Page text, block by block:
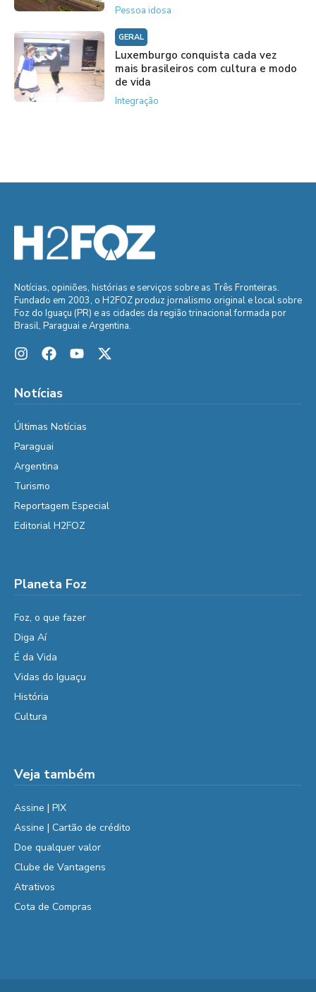
Pessoa idosa
GERAL
Luxemburgo conquista cada vez
mais brasileiros com cultura e modo
de vida
Integração
Notícias, opiniões, histórias e serviços sobre as Três Fronteiras.
Fundado em 2003, o H2FOZ produz jornalismo original e local sobre
Foz do Iguaçu (PR) e as cidades da região trinacional formada por
Brasil, Paraguai e Argentina.
Notícias
Últimas Notícias
Paraguai
Argentina
Turismo
Reportagem Especial
Editorial H2FOZ
Planeta Foz
Foz, o que fazer
Diga Aí
É da Vida
Vidas do Iguaçu
História
Cultura
Veja também
Assine | PIX
Assine | Cartão de crédito
Doe qualquer valor
Clube de Vantagens
Atrativos
Cota de Compras